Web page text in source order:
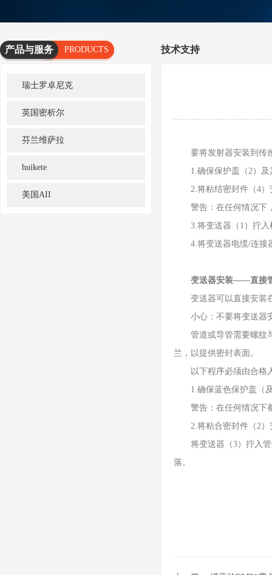
产品与服务
PRODUCTS
SERVICES
瑞士罗卓尼克
英国密析尔
芬兰维萨拉
huikete
美国AII
技术支持
要将发射器安装到传感
1.确保保护盖（2）及
2.将粘结密封件（4）
警告：在任何情况下，
3.将变送器（1）拧入
4.将变送器电缆/连接器
变送器安装——直接
变送器可以直接安装在
小心：不要将变送器安
管道或导管需要螺纹与
兰，以提供密封表面。
以下程序必须由合格
1.确保蓝色保护盖（及
警告：在任何情况下
2.将粘合密封件（2）
将变送器（3）拧入管
落。